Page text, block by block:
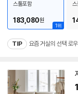
1위
스툴포함
183,080원
스
TIP 요즘 거실의 선택 로